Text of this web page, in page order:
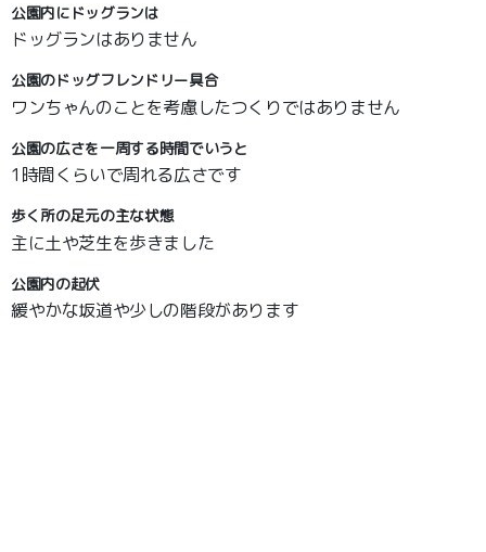
公園内にドッグランは
ドッグランはありません
公園のドッグフレンドリー具合
ワンちゃんのことを考慮したつくりではありません
公園の広さを一周する時間でいうと
1時間くらいで周れる広さです
歩く所の足元の主な状態
主に土や芝生を歩きました
公園内の起伏
緩やかな坂道や少しの階段があります